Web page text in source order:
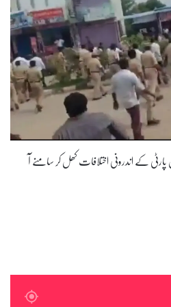
کے اندرونی اختلافات کھل کر سامنے آ